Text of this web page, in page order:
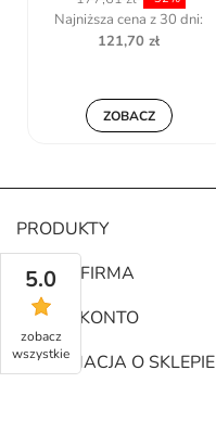
Najniższa cena z 30 dni:
121,70 zł
ZOBACZ
PRODUKTY
NASZA FIRMA
TWOJE KONTO
INFORMACJA O SKLEPIE
5.0
zobacz
wszystkie